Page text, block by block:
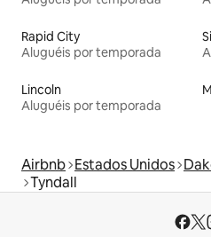
Rapid City
Aluguéis por temporada
Lincoln
Aluguéis por temporada
Airbnb Estados Unidos
Tyndall